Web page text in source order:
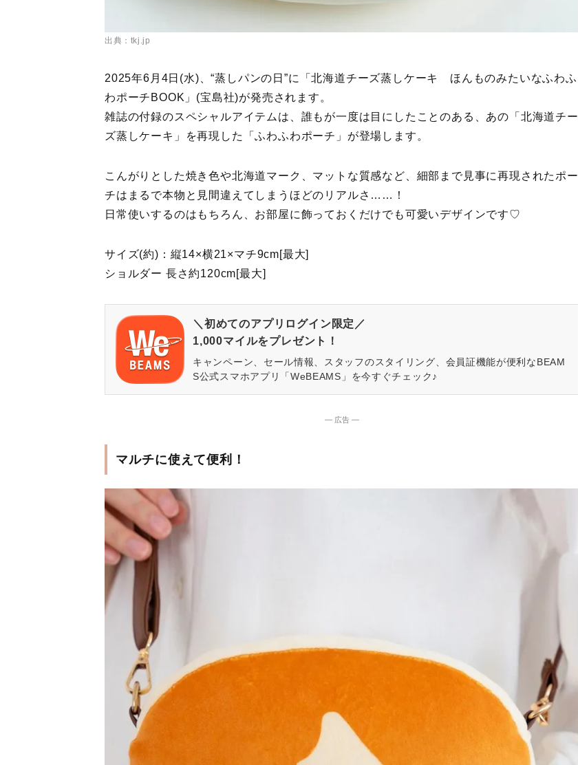
出典：tkj.jp
2025年6月4日(水)、“蒸しパンの日”に「北海道チーズ蒸しケーキ ほんものみたいなふわふ
わポーチBOOK」(宝島社)が発売されます。
雑誌の付録のスペシャルアイテムは、誰もが一度は目にしたことのある、あの「北海道チー
ズ蒸しケーキ」を再現した「ふわふわポーチ」が登場します。
こんがりとした焼き色や北海道マーク、マットな質感など、細部まで見事に再現されたポー
チはまるで本物と見間違えてしまうほどのリアルさ……！
日常使いするのはもちろん、お部屋に飾っておくだけでも可愛いデザインです♡
サイズ(約)：縦14×横21×マチ9cm[最大]
ショルダー 長さ約120cm[最大]
＼初めてのアプリログイン限定／
1,000マイルをプレゼント！
キャンペーン、セール情報、スタッフのスタイリング、会員証機能が便利なBEAM
S公式スマホアプリ「WeBEAMS」を今すぐチェック♪
― 広告 ―
マルチに使えて便利！